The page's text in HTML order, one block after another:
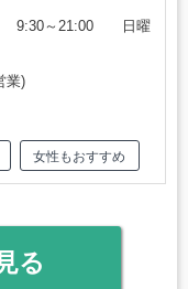
9:30～21:00 日曜
業)
女性もおすすめ
る